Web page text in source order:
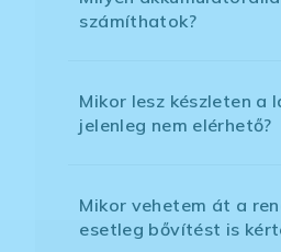
számíthatok?
Mikor lesz készleten a
jelenleg nem elérhető?
Mikor vehetem át a
esetleg bővítést is